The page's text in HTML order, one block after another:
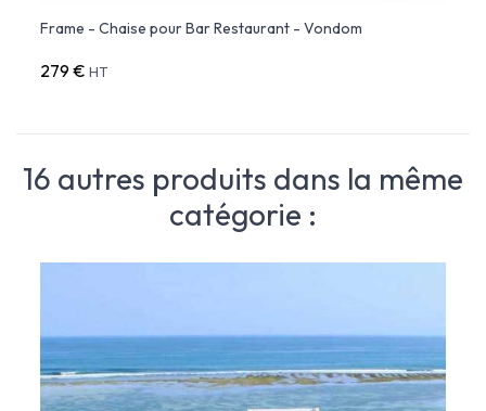
Frame - Chaise pour Bar Restaurant - Vondom
279 € HT
16 autres produits dans la même
catégorie :